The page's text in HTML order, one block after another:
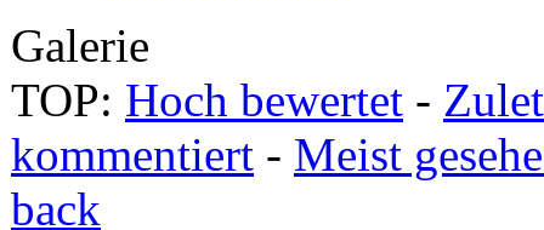
Galerie
TOP: Hoch bewertet -
kommentiert - Meist
back